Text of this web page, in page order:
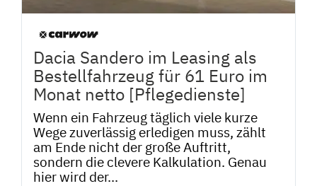
Dacia Sandero im Leasing als
Bestellfahrzeug für 61 Euro im
Monat netto [Pflegedienste]
Wenn ein Fahrzeug täglich viele kurze
Wege zuverlässig erledigen muss, zählt
am Ende nicht der große Auftritt,
sondern die clevere Kalkulation. Genau
hier wird der...